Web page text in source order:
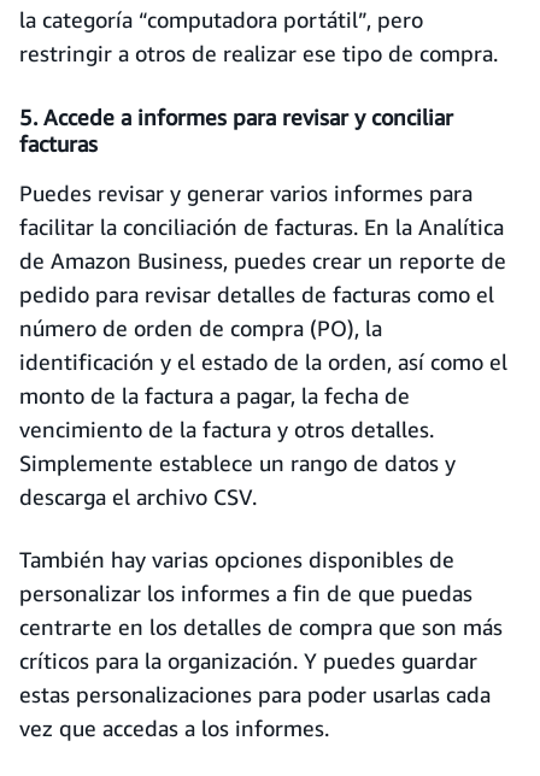
la categoría “computadora portátil”, pero
restringir a otros de realizar ese tipo de compra.
5. Accede a informes para revisar y conciliar
facturas
Puedes revisar y generar varios informes para
facilitar la conciliación de facturas. En la Analítica
de Amazon Business, puedes crear un reporte de
pedido para revisar detalles de facturas como el
número de orden de compra (PO), la
identificación y el estado de la orden, así como el
monto de la factura a pagar, la fecha de
vencimiento de la factura y otros detalles.
Simplemente establece un rango de datos y
descarga el archivo CSV.
También hay varias opciones disponibles de
personalizar los informes a fin de que puedas
centrarte en los detalles de compra que son más
críticos para la organización. Y puedes guardar
estas personalizaciones para poder usarlas cada
vez que accedas a los informes.